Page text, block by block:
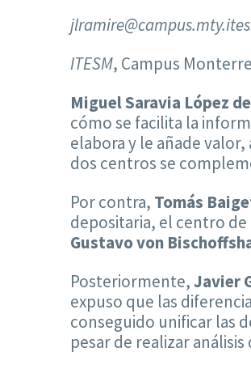
ITESM, Campus
Miguel Saravia López
cómo se facilita la
elabora y le añade
dos centros se
Por contra, Tomás
depositaria, el centro
Gustavo von
Posteriormente,Javier
expuso que las
conseguido unificar las
pesar de realizar